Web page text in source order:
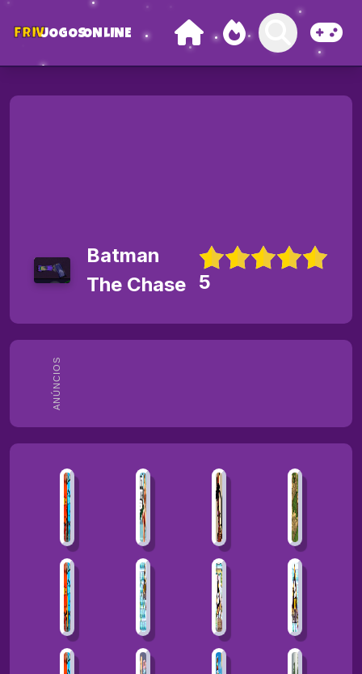
FRIVJOGOSONLINE
ANÚNCIOS
Batman
The Chase 5